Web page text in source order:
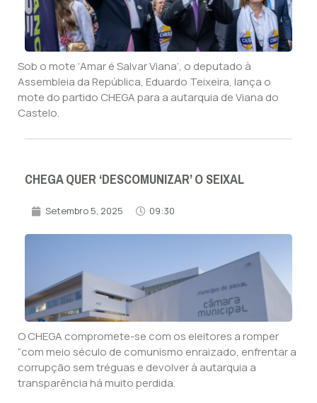
Sob o mote ‘Amar é Salvar Viana’, o deputado à
Assembleia da República, Eduardo Teixeira, lança o
mote do partido CHEGA para a autarquia de Viana do
Castelo.
CHEGA QUER ‘DESCOMUNIZAR’ O SEIXAL
Setembro 5, 2025 09:30
O CHEGA compromete-se com os eleitores a romper
“com meio século de comunismo enraizado, enfrentar a
corrupção sem tréguas e devolver à autarquia a
transparência há muito perdida.